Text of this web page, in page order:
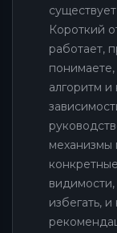
Короткий
работает,
понимаете,
алгоритм и
механизмы
избегать,